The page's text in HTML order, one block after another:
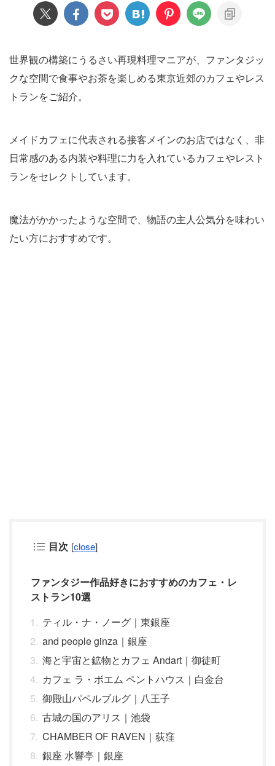
世界観の構築にうるさい再現料理マニアが、ファンタジッ
クな空間で食事やお茶を楽しめる東京近郊のカフェやレス
トランをご紹介。
メイドカフェに代表される接客メインのお店ではなく、非
日常感のある内装や料理に力を入れているカフェやレスト
ランをセレクトしています。
魔法がかかったような空間で、物語の主人公気分を味わい
たい方におすすめです。
目次 [close]
ファンタジー作品好きにおすすめのカフェ・レ
ストラン10選
ティル・ナ・ノーグ｜東銀座
and people ginza｜銀座
海と宇宙と鉱物とカフェ Andart｜御徒町
カフェ ラ・ボエム ペントハウス｜白金台
御殿山パペルブルグ｜八王子
古城の国のアリス｜池袋
CHAMBER OF RAVEN｜荻窪
銀座 水響亭｜銀座